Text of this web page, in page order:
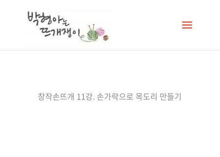
창작손뜨개 11강. 손가락으로 목도리 만들기